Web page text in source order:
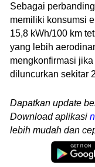
Sebagai
memiliki konsumsi
15,8 kWh/100 km
yang lebih
mengkonfirmasi
diluncurkan sekitar
Dapatkan update
Download aplikasi
lebih mudah dan